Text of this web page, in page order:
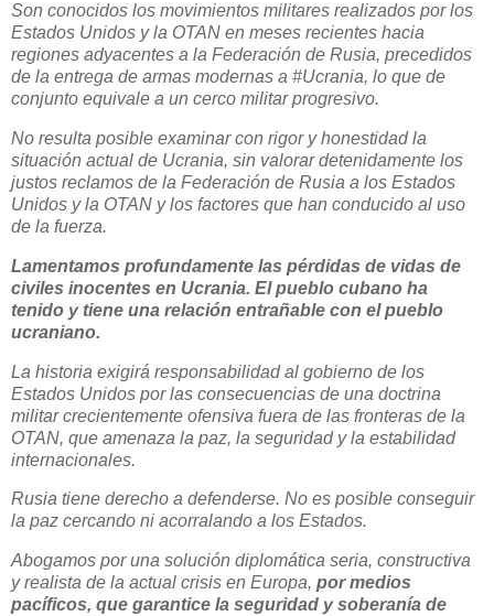
Son conocidos los movimientos militares realizados por los
Estados Unidos y la OTAN en meses recientes hacia
regiones adyacentes a la Federación de Rusia, precedidos
de la entrega de armas modernas a #Ucrania, lo que de
conjunto equivale a un cerco militar progresivo.
No resulta posible examinar con rigor y honestidad la
situación actual de Ucrania, sin valorar detenidamente los
justos reclamos de la Federación de Rusia a los Estados
Unidos y la OTAN y los factores que han conducido al uso
de la fuerza.
Lamentamos profundamente las pérdidas de vidas de
civiles inocentes en Ucrania. El pueblo cubano ha
tenido y tiene una relación entrañable con el pueblo
ucraniano.
La historia exigirá responsabilidad al gobierno de los
Estados Unidos por las consecuencias de una doctrina
militar crecientemente ofensiva fuera de las fronteras de la
OTAN, que amenaza la paz, la seguridad y la estabilidad
internacionales.
Rusia tiene derecho a defenderse. No es posible conseguir
la paz cercando ni acorralando a los Estados.
Abogamos por una solución diplomática seria, constructiva
y realista de la actual crisis en Europa, por medios
pacíficos, que garantice la seguridad y soberanía de